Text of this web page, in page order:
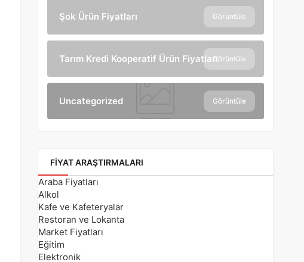
Şok Ürün Fiyatları Görüntüle
Tarım Kredi Kooperatif Ürün FiyatlarıGörüntüle
Uncategorized Görüntüle
FIYAT ARAŞTIRMALARI
Araba Fiyatları
Alkol
Kafe ve Kafeteryalar
Restoran ve Lokanta
Market Fiyatları
Eğitim
Elektronik